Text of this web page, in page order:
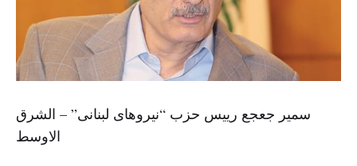
سمیر جعجع رییس حزب “نیروهای لبنانی” – الشرق
الاوسط